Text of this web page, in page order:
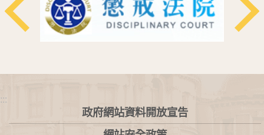
:::
政府網站資料開放宣告